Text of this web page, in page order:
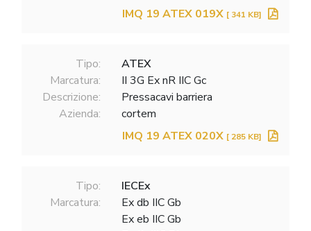
IMQ 19 ATEX 019X [ 341 KB]
Tipo:
ATEX
Marcatura:
II 3G Ex nR IIC Gc
Descrizione:
Pressacavi barriera
Azienda:
cortem
IMQ 19 ATEX 020X [ 285 KB]
Tipo:
IECEx
Marcatura:
Ex db IIC Gb
Ex eb IIC Gb